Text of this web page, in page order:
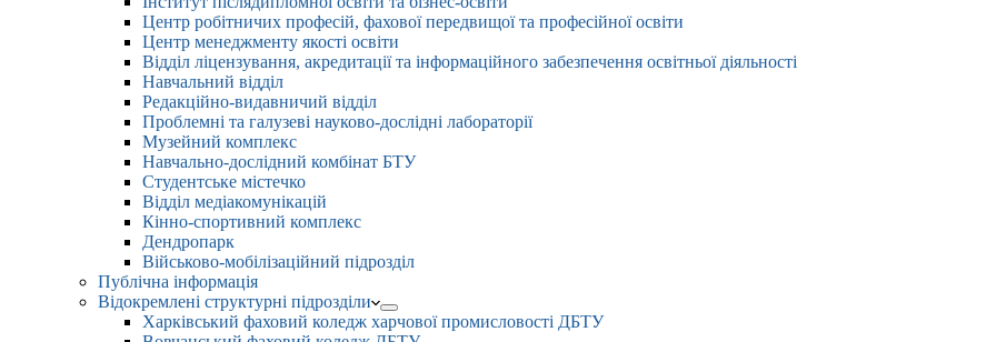
Центр робітничих професій, фахової передвищої та професійної освіти
Центр менеджменту якості освіти
Відділ ліцензування, акредитації та інформаційного забезпечення освітньої діяльності
Навчальний відділ
Редакційно-видавничий відділ
Проблемні та галузеві науково-дослідні лабораторії
Музейний комплекс
Навчально-дослідний комбінат БТУ
Студентське містечко
Відділ медіакомунікацій
Кінно-спортивний комплекс
Дендропарк
Військово-мобілізаційний підрозділ
Публічна інформація
Відокремлені структурні підрозділи
Харківський фаховий коледж харчової промисловості ДБТУ